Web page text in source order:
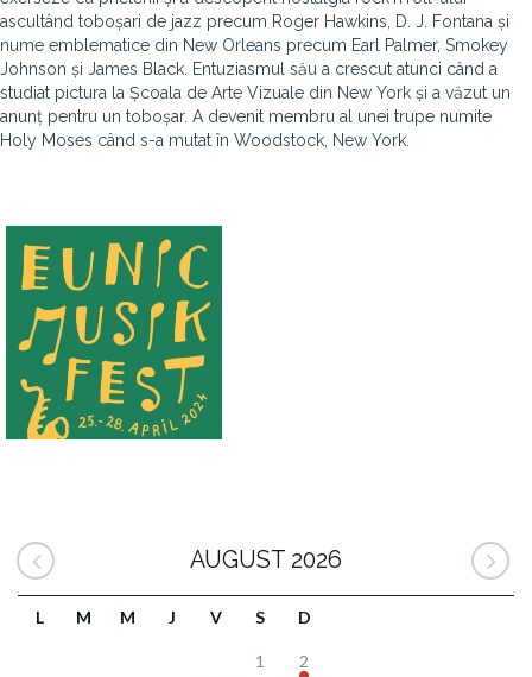
ascultând toboșari de jazz precum Roger Hawkins, D. J. Fontana și
nume emblematice din New Orleans precum Earl Palmer, Smokey
Johnson și James Black. Entuziasmul său a crescut atunci când a
studiat pictura la Școala de Arte Vizuale din New York și a văzut un
anunț pentru un toboșar. A devenit membru al unei trupe numite
Holy Moses când s-a mutat în Woodstock, New York.
AUGUST 2026
L M M J V S D
1 2